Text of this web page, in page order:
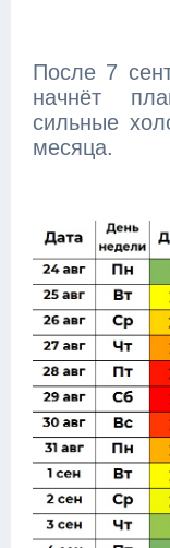
После 7
начнёт
сильные
месяца.